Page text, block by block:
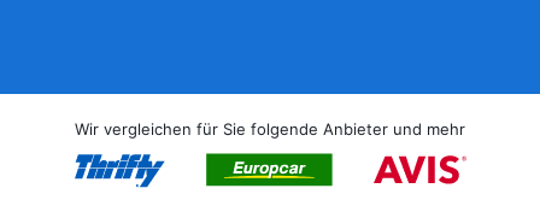
Wir vergleichen für Sie folgende Anbieter und mehr